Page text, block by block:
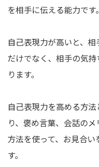
を相手に伝える能力です。
自己表現力が高いと、
だけでなく、相手の気
ります。
自己表現力を高める方
り、褒め言葉、会話の
方法を使って、お見合
す。